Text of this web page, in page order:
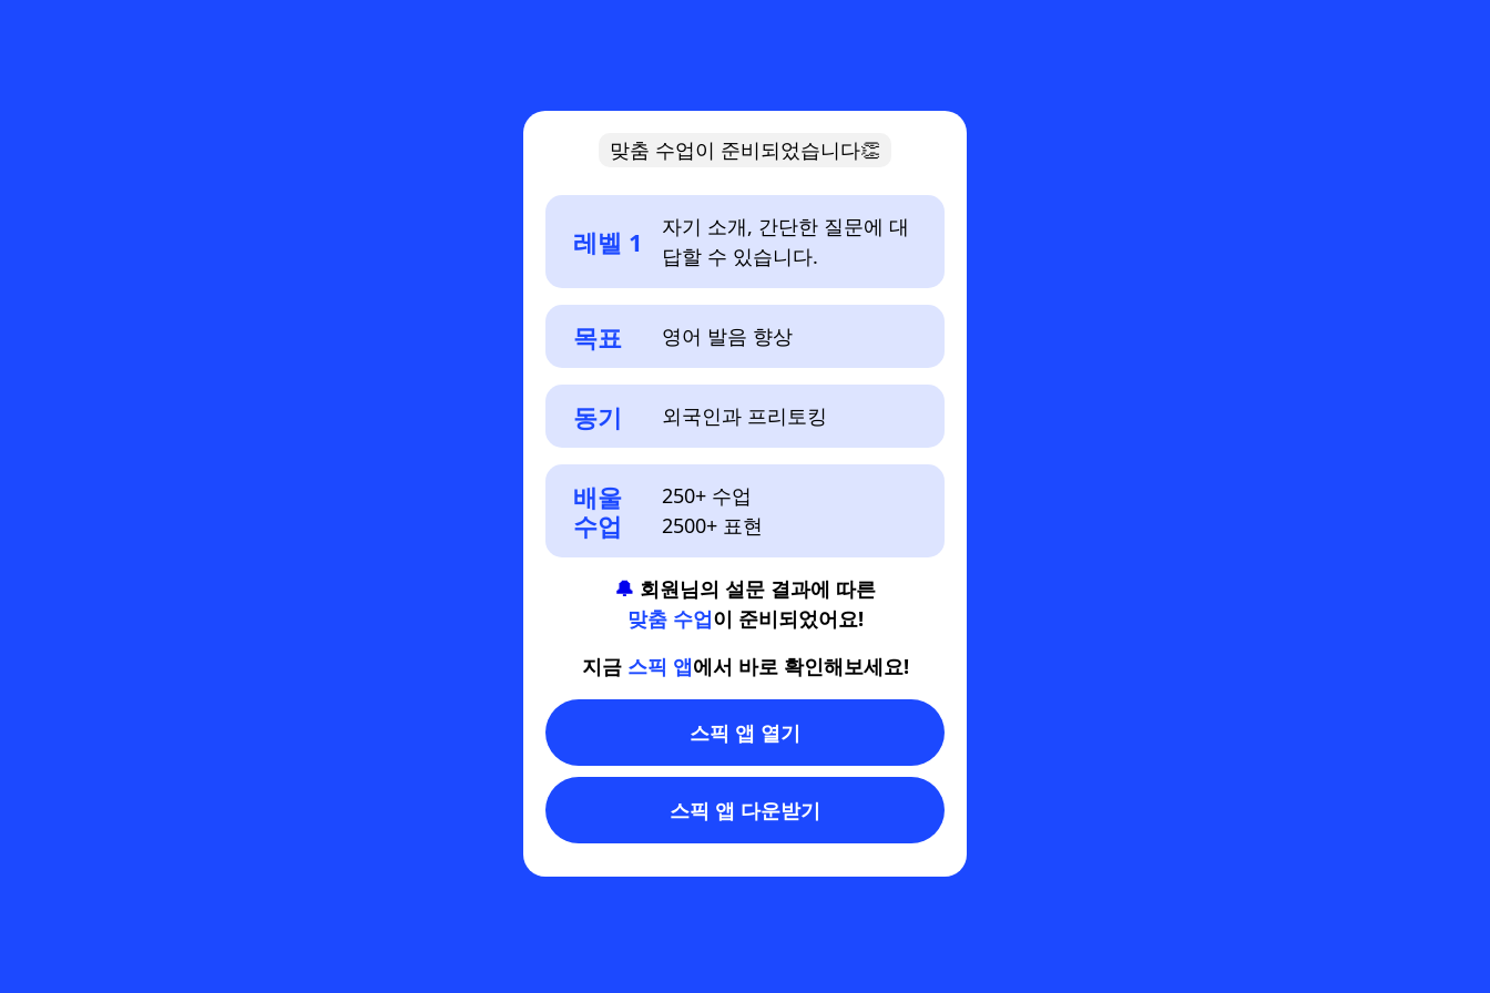
맞춤 수업이 준비되었습니다👏
레벨 1
자기 소개, 간단한 질문에 대
답할 수 있습니다.
목표 영어 발음 향상
동기 외국인과 프리토킹
배울
수업
250+ 수업
2500+ 표현
🔔 회원님의 설문 결과에 따른
맞춤 수업이 준비되었어요!
지금 스픽 앱에서 바로 확인해보세요!
스픽 앱 열기
스픽 앱 다운받기